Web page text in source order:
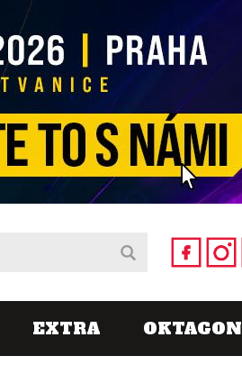
EXTRA OKTAGON